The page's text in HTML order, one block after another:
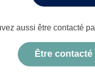
aussi être contacté
Être